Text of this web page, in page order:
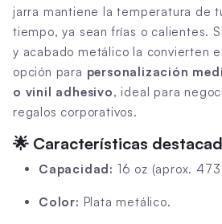
jarra mantiene la temperatura de
tiempo, ya sean frías o calientes.
y acabado metálico la convierten
opción para personalización
o vinil adhesivo, ideal para
regalos corporativos.
🌟 Características
Capacidad: 16 oz (aprox.
Color: Plata metálico.